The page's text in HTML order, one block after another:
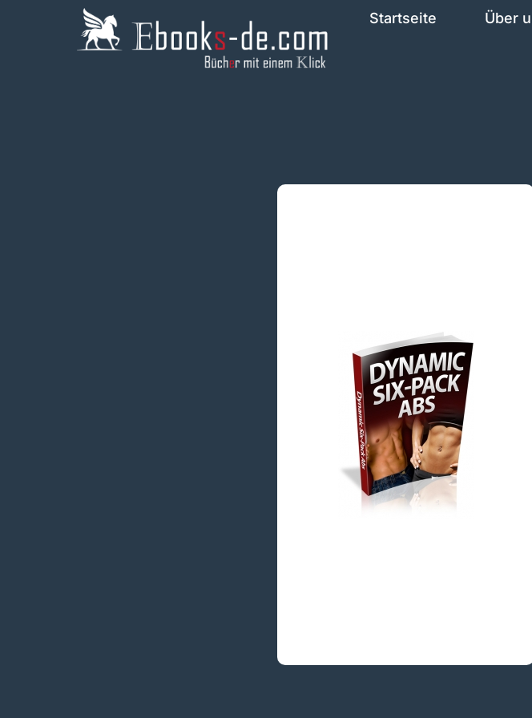
Startseite Über